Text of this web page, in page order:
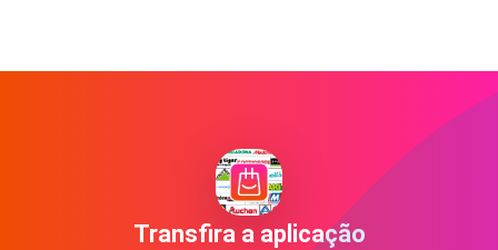
Transfira a aplicação